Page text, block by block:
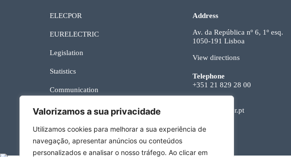
Valorizamos a sua privacidade
Utilizamos cookies para melhorar a sua experiência de
navegação, apresentar anúncios ou conteúdos
personalizados e analisar o nosso tráfego. Ao clicar em
ELECPOR
EURELECTRIC
Legislation
Statistics
Communication
Useful Links
Contacts
Address
Av. da República nº 6, 1º esq.
1050-191 Lisboa
View directions
Telephone
+351 21 829 28 00
geral@elecpor.pt